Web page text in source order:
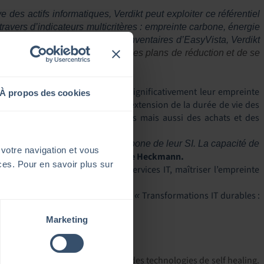
À propos des cookies
navigation et vous
Pour en savoir plus sur
Marketing
des actifs informatiques, Verdikt peut exploiter ce référentiel
d’indicateurs multicritères : empreinte carbone, énergie
« En s’appuyant sur les inventaires d’EasyVista, Verdikt
demettre en place des plans de réduction et de se
les entreprises à réduire significativement leur empreinte
peuvent par exemple cibler l’extension de la durée de vie des
l’optimisation d’infrastructures mais aussi des achats et des
10 à 20 % de l’empreinte carbone de leur SI. La capacité de
plateforme»souligne Christine Heckmann.
les performances de leurs services IT, maîtriser l’empreinte
des Congrès de Paris, intitulé
« Transformations IT durables :
distance, la supervision IT et des technologies de self healing.